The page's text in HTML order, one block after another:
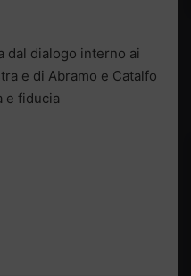
dal dialogo interno ai
e di Abramo e Catalfo
e fiducia